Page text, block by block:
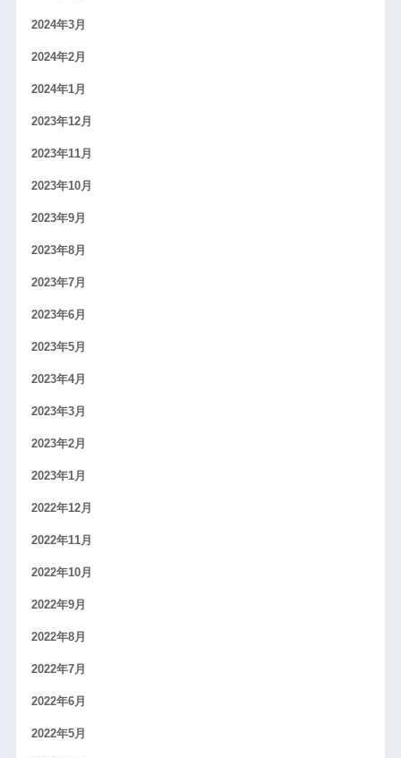
2024年3月
2024年2月
2024年1月
2023年12月
2023年11月
2023年10月
2023年9月
2023年8月
2023年7月
2023年6月
2023年5月
2023年4月
2023年3月
2023年2月
2023年1月
2022年12月
2022年11月
2022年10月
2022年9月
2022年8月
2022年7月
2022年6月
2022年5月